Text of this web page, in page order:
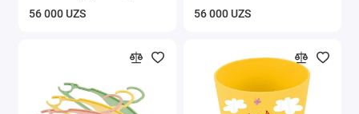
56 000 UZS 56 000 UZS